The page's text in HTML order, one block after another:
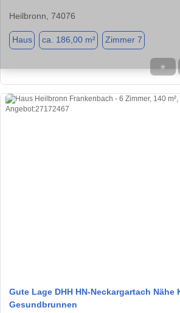
Heilbronn, 74076
Haus ca. 186,00 m² Zimmer 7
★
Gute Lage DHH HN-Neckargartach Nähe
Gesundbrunnen